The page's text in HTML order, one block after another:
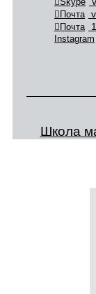
Почта
Почта
Instagram
Школа